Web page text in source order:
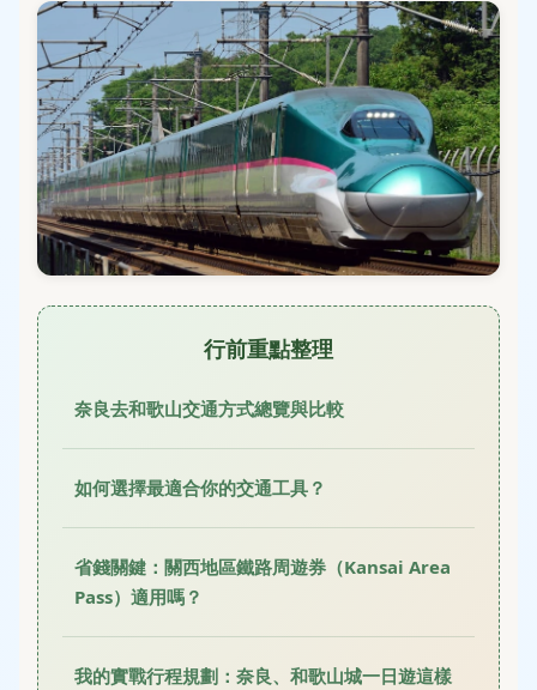
行前重點整理
奈良去和歌山交通方式總覽與比較
如何選擇最適合你的交通工具？
省錢關鍵：關西地區鐵路周遊券（Kansai Area
Pass）適用嗎？
我的實戰行程規劃：奈良、和歌山城一日遊這樣